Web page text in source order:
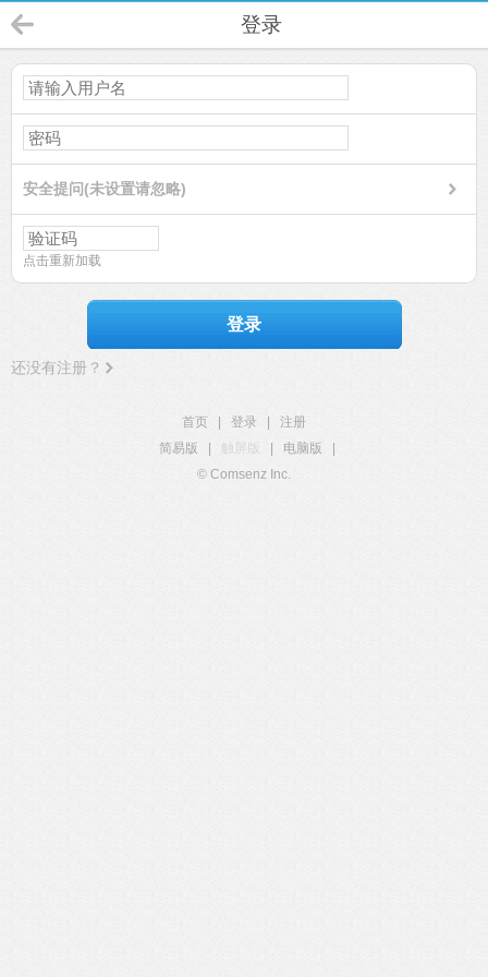
登录
安全提问(未设置请忽略)
点击重新加载
登录
还没有注册？
首页 登录
注册
简易版
触屏版 电脑版
© Comsenz Inc.